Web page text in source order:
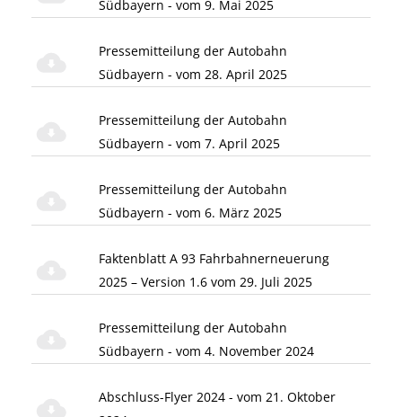
Südbayern - vom 9. Mai 2025
Pressemitteilung der Autobahn
Südbayern - vom 28. April 2025
Pressemitteilung der Autobahn
Südbayern - vom 7. April 2025
Pressemitteilung der Autobahn
Südbayern - vom 6. März 2025
Faktenblatt A 93 Fahrbahnerneuerung
2025 – Version 1.6 vom 29. Juli 2025
Pressemitteilung der Autobahn
Südbayern - vom 4. November 2024
Abschluss-Flyer 2024 - vom 21. Oktober